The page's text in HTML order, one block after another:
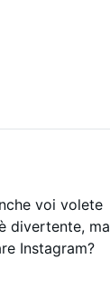
voi volete
divertente, ma
Instagram?